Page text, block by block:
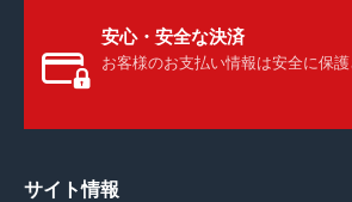
安心・安全な決済
お客様のお支払い情報は安全に保護
サイト情報